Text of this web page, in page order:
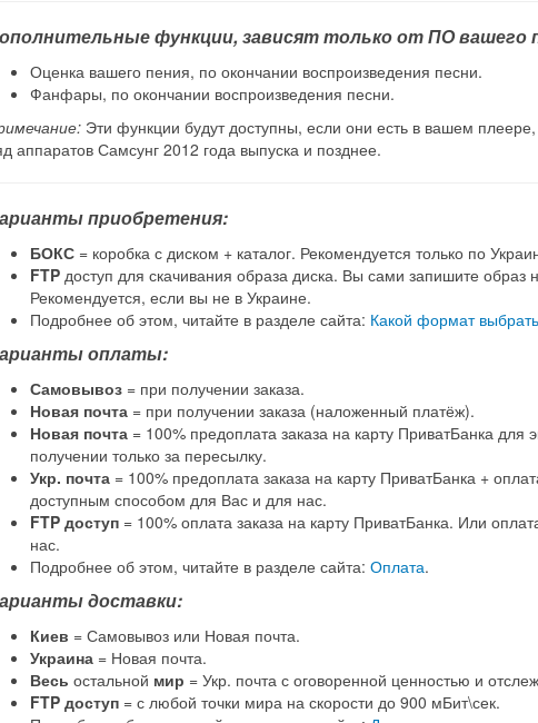
функции, зависят только от ПО вашего
Оценка вашего пения, по окончании воспроизведения песни.
Фанфары, по окончании воспроизведения песни.
Эти функции будут доступны, если они есть в вашем
аппаратов Самсунг 2012 года выпуска и позднее.
приобретения:
БОКС = коробка с диском + каталог. Рекомендуется только по
FTP доступ для скачивания образа диска. Вы сами запишите образ
Рекомендуется, если вы не в Украине.
Подробнее об этом, читайте в разделе сайта: Какой формат выбрать
оплаты:
Самовывоз = при получении заказа.
Новая почта = при получении заказа (наложенный платёж).
Новая почта = 100% предоплата заказа на карту ПриватБанка
получении только за пересылку.
Укр. почта = 100% предоплата заказа на карту ПриватБанка +
доступным способом для Вас и для нас.
FTP доступ = 100% оплата заказа на карту ПриватБанка. Или
нас.
Подробнее об этом, читайте в разделе сайта: Оплата.
доставки:
Киев = Самовывоз или Новая почта.
Украина = Новая почта.
Весь остальной мир = Укр. почта с оговоренной ценностью и
FTP доступ = с любой точки мира на скорости до 900 мБит\сек.